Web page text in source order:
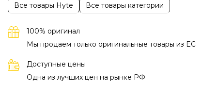
Все товары Hyte Все товары категории
100% оригинал
Мы продаем только оригинальные товары из EC
Доступные цены
Одна из лучших цен на рынке РФ